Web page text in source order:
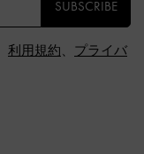
SUBSCRIBE
利用規約、 プライバ